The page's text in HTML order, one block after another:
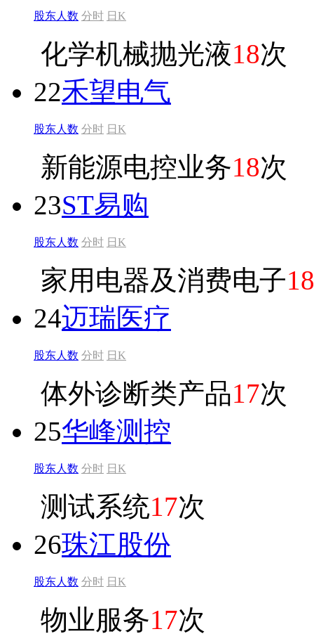
股东人数 分时 日K
化学机械抛光液18次
22禾望电气
股东人数 分时 日K
新能源电控业务18次
23ST易购
股东人数 分时 日K
家用电器及消费电子18
24迈瑞医疗
股东人数 分时 日K
体外诊断类产品17次
25华峰测控
股东人数 分时 日K
测试系统17次
26珠江股份
股东人数 分时 日K
物业服务17次